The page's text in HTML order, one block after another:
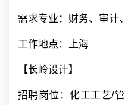
需求专业：财务、审计
工作地点：上海
【长岭设计】
招聘岗位：化工工艺/